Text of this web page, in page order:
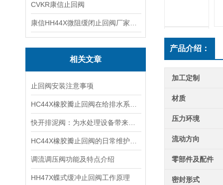
CVKR康信止回阀
相关文章
止回阀安装注意事项
调流调压阀功能及特点介绍
HH47X蝶式缓冲止回阀工作原理
产品介绍：
加工定制
材质
压力环境
流动方向
零部件及配件
密封形式